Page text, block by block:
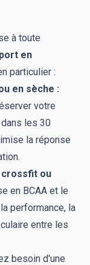
à toute
en
particulier :
en sèche :
votre
les 30
la réponse
crossfit ou
en BCAA et le
performance, la
entre les
besoin d'une